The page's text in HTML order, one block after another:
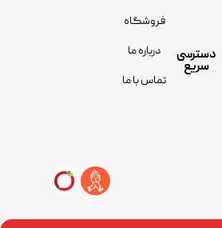
دسترسی
سریع
فروشگاه
درباره ما
تماس با ما